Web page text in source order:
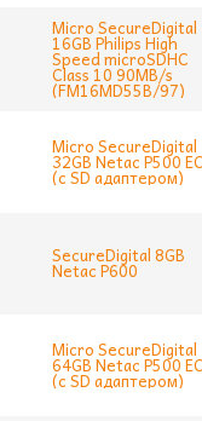
Micro SecureDigital
16GB Philips High
Speed microSDHC
Class 10 90MB/s
(FM16MD55B/97)
Micro SecureDigital
32GB Netac P500
(с SD адаптером)
SecureDigital 8GB
Netac P600
Micro SecureDigital
64GB Netac P500
(с SD адаптером)